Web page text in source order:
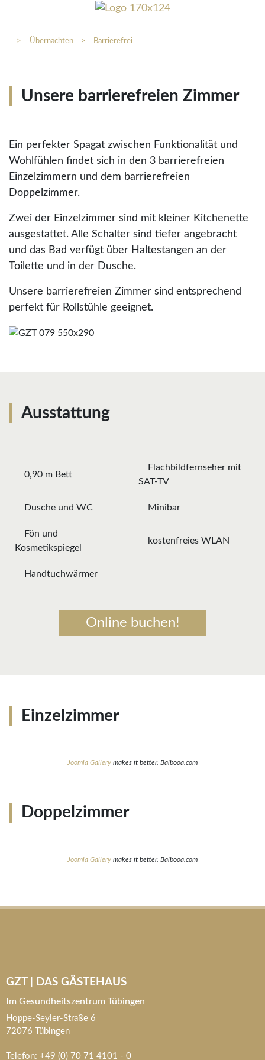
> Übernachten > Barrierefrei
Unsere barrierefreien Zimmer
Ein perfekter Spagat zwischen Funktionalität und
Wohlfühlen findet sich in den 3 barrierefreien
Einzelzimmern und dem barrierefreien
Doppelzimmer.
Zwei der Einzelzimmer sind mit kleiner Kitchenette
ausgestattet. Alle Schalter sind tiefer angebracht
und das Bad verfügt über Haltestangen an der
Toilette und in der Dusche.
Unsere barrierefreien Zimmer sind entsprechend
perfekt für Rollstühle geeignet.
Ausstattung
0,90 m Bett
Flachbildfernseher mit
SAT-TV
Dusche und WC Minibar
Fön und
Kosmetikspiegel
kostenfreies WLAN
Handtuchwärmer
Online buchen!
Einzelzimmer
Joomla Gallery makes it better. Balbooa.com
Doppelzimmer
Joomla Gallery makes it better. Balbooa.com
GZT | DAS GÄSTEHAUS
Im Gesundheitszentrum Tübingen
Hoppe-Seyler-Straße 6
72076 Tübingen
Telefon: +49 (0) 70 71 4101 - 0